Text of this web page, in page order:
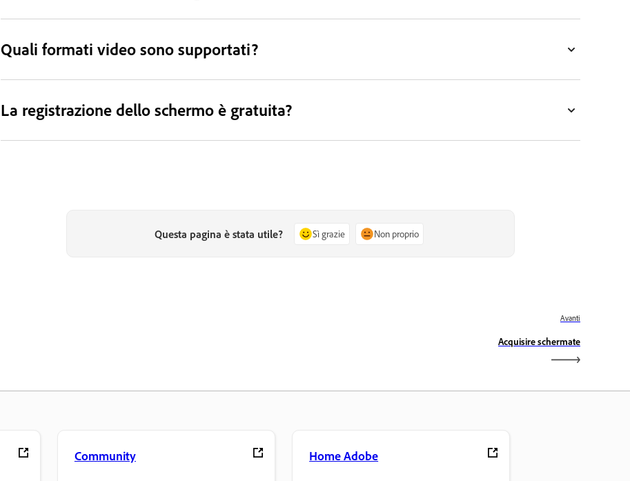
Quali formati video sono supportati?
La registrazione dello schermo è gratuita?
Questa pagina è stata utile? Sì grazie Non proprio
Avanti
Acquisire schermate
Community Home Adobe